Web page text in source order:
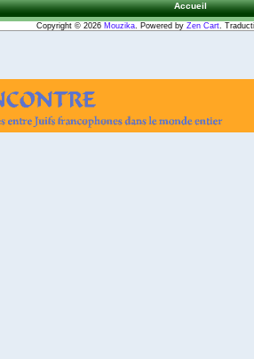
Accueil
Copyright © 2026 Mouzika. Powered by Zen Cart.